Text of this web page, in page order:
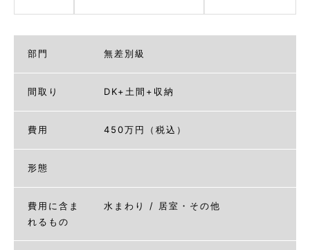
部門 無差別級
間取り DK+土間+収納
費用 450万円（税込）
形態
費用に含ま
れるもの
水まわり / 居室・その他